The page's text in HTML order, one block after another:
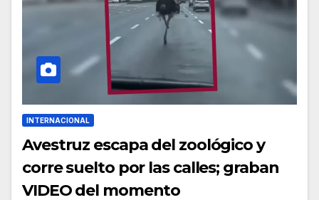
INTERNACIONAL
Avestruz escapa del zoológico y
corre suelto por las calles; graban
VIDEO del momento